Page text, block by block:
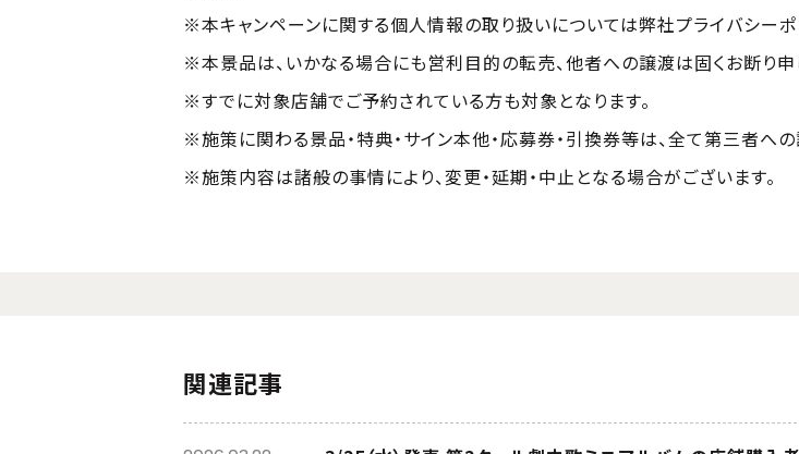
※本キャンペーンに関する個人情報の取り扱いについては弊社プライバシーポ
※本景品は、いかなる場合にも営利目的の転売、他者への譲渡は固くお断り申
※すでに対象店舗でご予約されている方も対象となります。
※施策に関わる景品・特典・サイン本他・応募券・引換券等は、全て第三者へ
※施策内容は諸般の事情により、変更・延期・中止となる場合がございます。
関連記事